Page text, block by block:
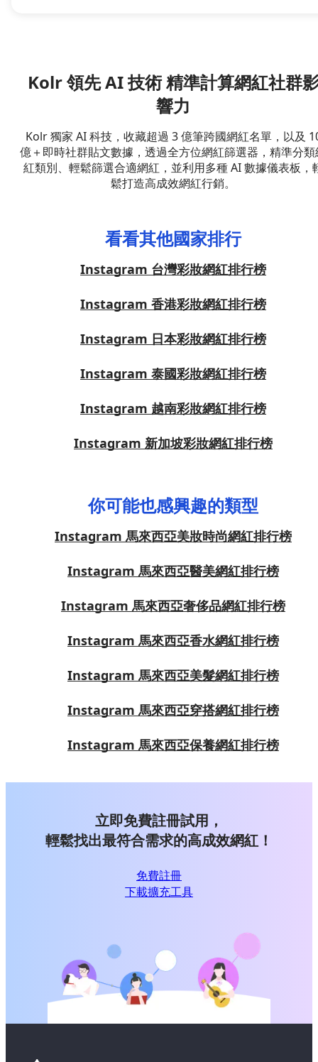
Kolr 領先 AI 技術 精準計算網紅社群
響力
Kolr 獨家 AI 科技，收藏超過 3 億筆跨國網紅名單，以及
億＋即時社群貼文數據，透過全方位網紅篩選器，精準分類
紅類別、輕鬆篩選合適網紅，並利用多種 AI 數據儀表板，
鬆打造高成效網紅行銷。
看看其他國家排行
Instagram 台灣彩妝網紅排行榜
Instagram 香港彩妝網紅排行榜
Instagram 日本彩妝網紅排行榜
Instagram 泰國彩妝網紅排行榜
Instagram 越南彩妝網紅排行榜
Instagram 新加坡彩妝網紅排行榜
你可能也感興趣的類型
Instagram 馬來西亞美妝時尚網紅排行榜
Instagram 馬來西亞醫美網紅排行榜
Instagram 馬來西亞奢侈品網紅排行榜
Instagram 馬來西亞香水網紅排行榜
Instagram 馬來西亞美髮網紅排行榜
Instagram 馬來西亞穿搭網紅排行榜
Instagram 馬來西亞保養網紅排行榜
立即免費註冊試用，
輕鬆找出最符合需求的高成效網紅！
免費註冊
下載擴充工具